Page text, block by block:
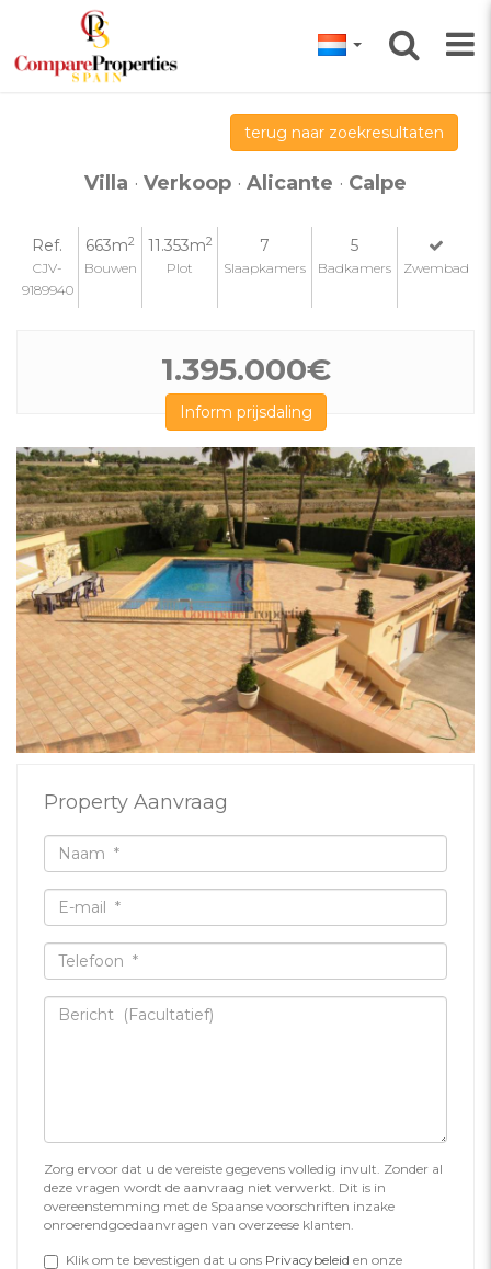
terug naar zoekresultaten
Villa · Verkoop · Alicante · Calpe
Ref.
CJV-
9189940
663m2
Bouwen
11.353m2
Plot
7
Slaapkamers
5
Badkamers Zwembad
1.395.000€
Inform prijsdaling
Property Aanvraag
Zorg ervoor dat u de vereiste gegevens volledig invult. Zonder al
deze vragen wordt de aanvraag niet verwerkt. Dit is in
overeenstemming met de Spaanse voorschriften inzake
onroerendgoedaanvragen van overzeese klanten.
Klik om te bevestigen dat u ons Privacybeleid en onze